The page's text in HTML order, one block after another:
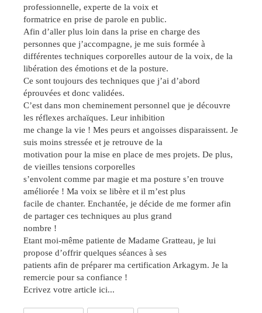
professionnelle, experte de la voix et
formatrice en prise de parole en public.
Afin d’aller plus loin dans la prise en charge des
personnes que j’accompagne, je me suis formée à
différentes techniques corporelles autour de la voix, de la
libération des émotions et de la posture.
Ce sont toujours des techniques que j’ai d’abord
éprouvées et donc validées.
C’est dans mon cheminement personnel que je découvre
les réflexes archaïques. Leur inhibition
me change la vie ! Mes peurs et angoisses disparaissent. Je
suis moins stressée et je retrouve de la
motivation pour la mise en place de mes projets. De plus,
de vieilles tensions corporelles
s’envolent comme par magie et ma posture s’en trouve
améliorée ! Ma voix se libère et il m’est plus
facile de chanter. Enchantée, je décide de me former afin
de partager ces techniques au plus grand
nombre !
Etant moi-même patiente de Madame Gratteau, je lui
propose d’offrir quelques séances à ses
patients afin de préparer ma certification Arkagym. Je la
remercie pour sa confiance !
Ecrivez votre article ici...